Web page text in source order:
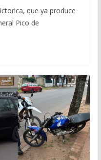
que ya produce
Pico de